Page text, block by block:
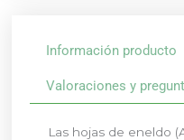
Información producto
Valoraciones y
Las hojas de eneldo